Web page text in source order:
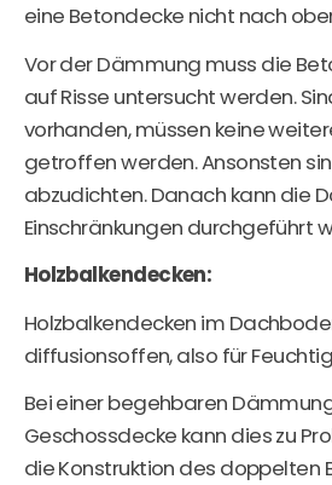
eine Betondecke nicht nach
Vor der Dämmung muss die
auf Risse untersucht werden.
vorhanden, müssen keine
getroffen werden. Ansonsten
abzudichten. Danach kann die
Einschränkungen durchgeführt
Holzbalkendecken:
Holzbalkendecken im
diffusionsoffen, also für
Bei einer begehbaren
Geschossdecke kann dies zu
die Konstruktion des doppelten